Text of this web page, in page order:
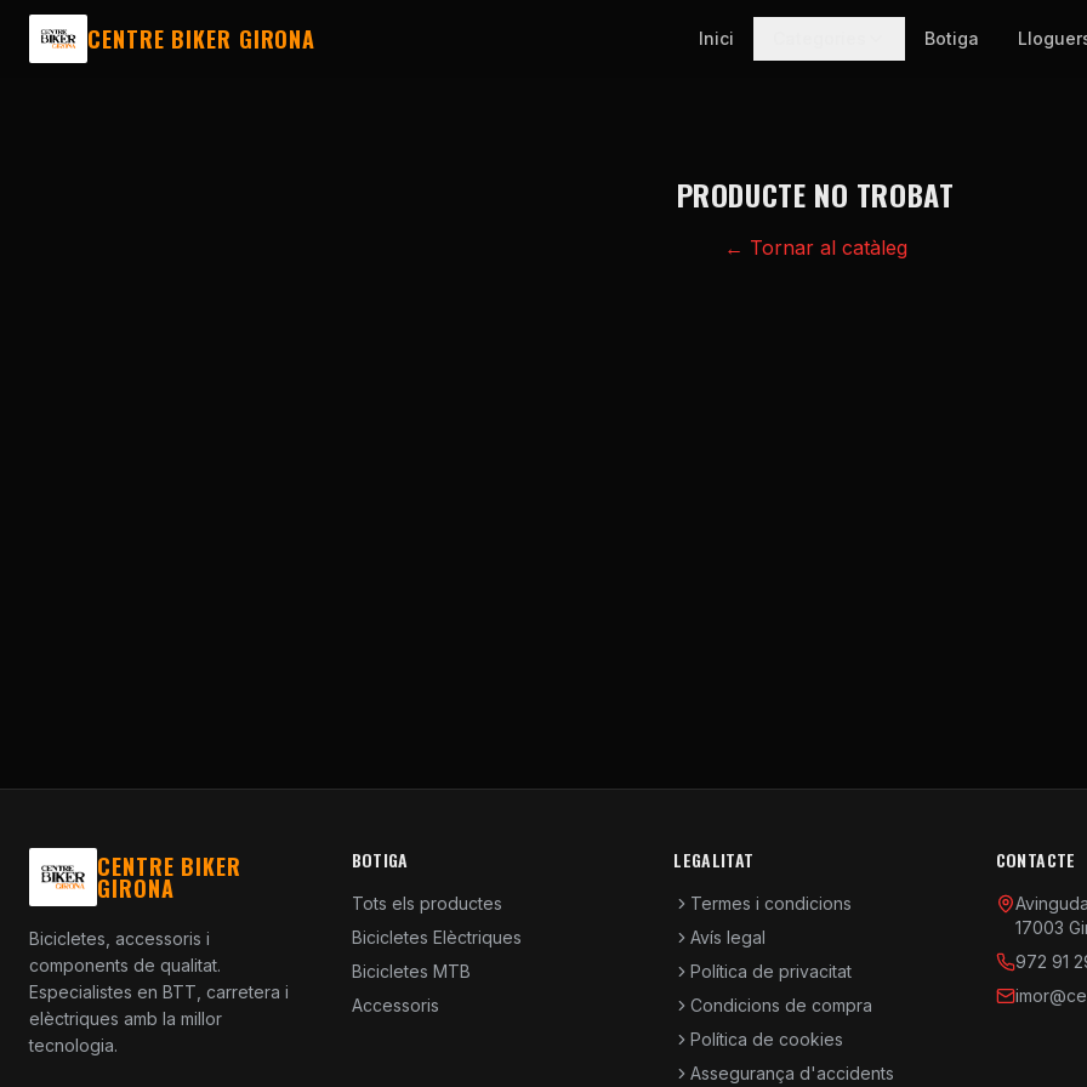
CENTRE BIKER GIRONA Inici Botiga
PRODUCTE NO TROBAT
← Tornar al catàleg
CENTRE BIKER
GIRONA
Bicicletes, accessoris i
components de qualitat.
Especialistes en BTT, carretera i
elèctriques amb la millor
tecnologia.
BOTIGA
Tots els productes
Bicicletes Elèctriques
Bicicletes MTB
Accessoris
LEGALITAT
Termes i condicions
Avís legal
Política de privacitat
Condicions de compra
Política de cookies
Assegurança d'accidents
CONTACTE
17003
972 91